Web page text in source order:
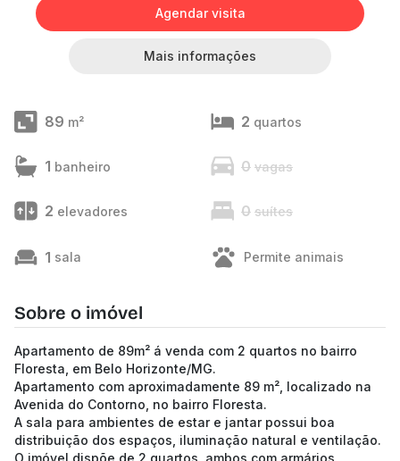
Agendar visita
Mais informações
89 m² 2 quartos
1 banheiro 0 vagas
2 elevadores 0 suítes
1 sala Permite animais
Sobre o imóvel
Apartamento de 89m² á venda com 2 quartos no bairro
Floresta, em Belo Horizonte/MG.
Apartamento com aproximadamente 89 m², localizado na
Avenida do Contorno, no bairro Floresta.
A sala para ambientes de estar e jantar possui boa
distribuição dos espaços, iluminação natural e ventilação.
O imóvel dispõe de 2 quartos, ambos com armários